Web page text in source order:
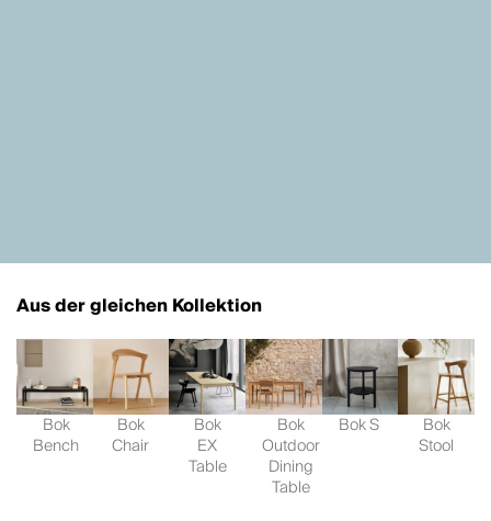
Aus der gleichen Kollektion
Bok
Bench
Bok
Chair
Bok
EX
Table
Bok
Outdoor
Dining
Table
Bok S Bok
Stool